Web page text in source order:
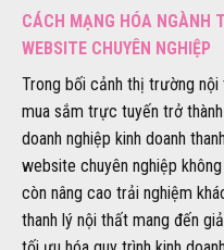
CÁCH MẠNG HÓA NGÀNH
WEBSITE CHUYÊN NGHIỆP
Trong bối cảnh thị trường nội
mua sắm trực tuyến trở
doanh nghiệp kinh doanh
website chuyên nghiệp
còn nâng cao trải nghiệm
thanh lý nội thất mang đến